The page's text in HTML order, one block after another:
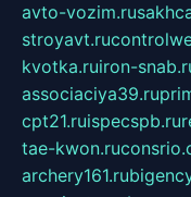
avto-vozim.ru
stroyavt.ru
kvotka.ruiron-
associaciya39.ru
cpt21.ruispecspb.ru
tae-kwon.ru
archery161.ru